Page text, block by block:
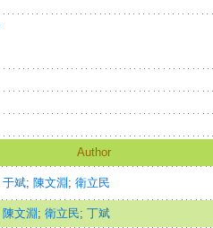
Author
于斌; 陳文淵 ; 衛立民
陳文淵 ; 衛立民; 丁斌